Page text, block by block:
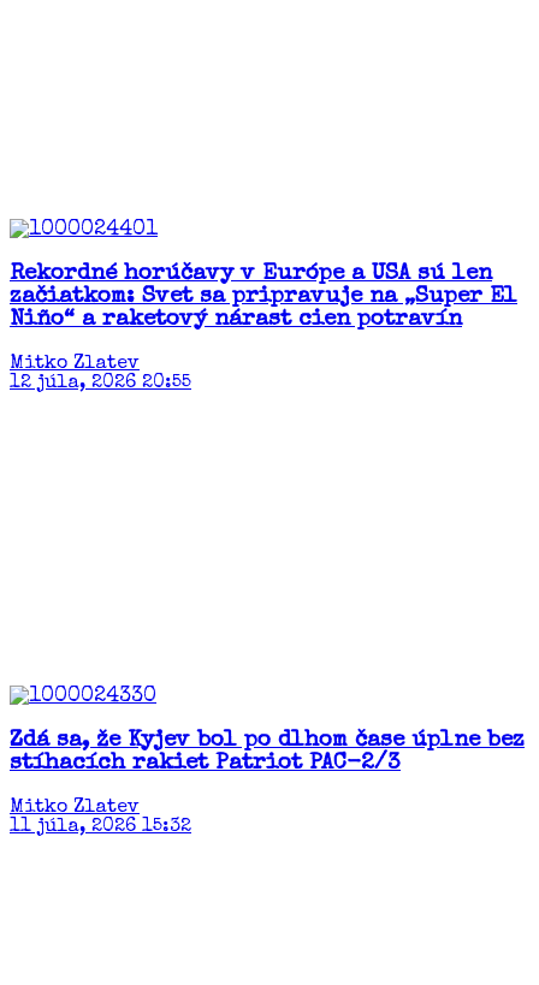
Rekordné horúčavy v Európe a USA sú len
začiatkom: Svet sa pripravuje na „Super El
Niño“ a raketový nárast cien potravín​
Mitko Zlatev
12 júla, 2026 20:55
Zdá sa, že Kyjev bol po dlhom čase úplne bez
stíhacích rakiet Patriot PAC-2/3
Mitko Zlatev
11 júla, 2026 15:32